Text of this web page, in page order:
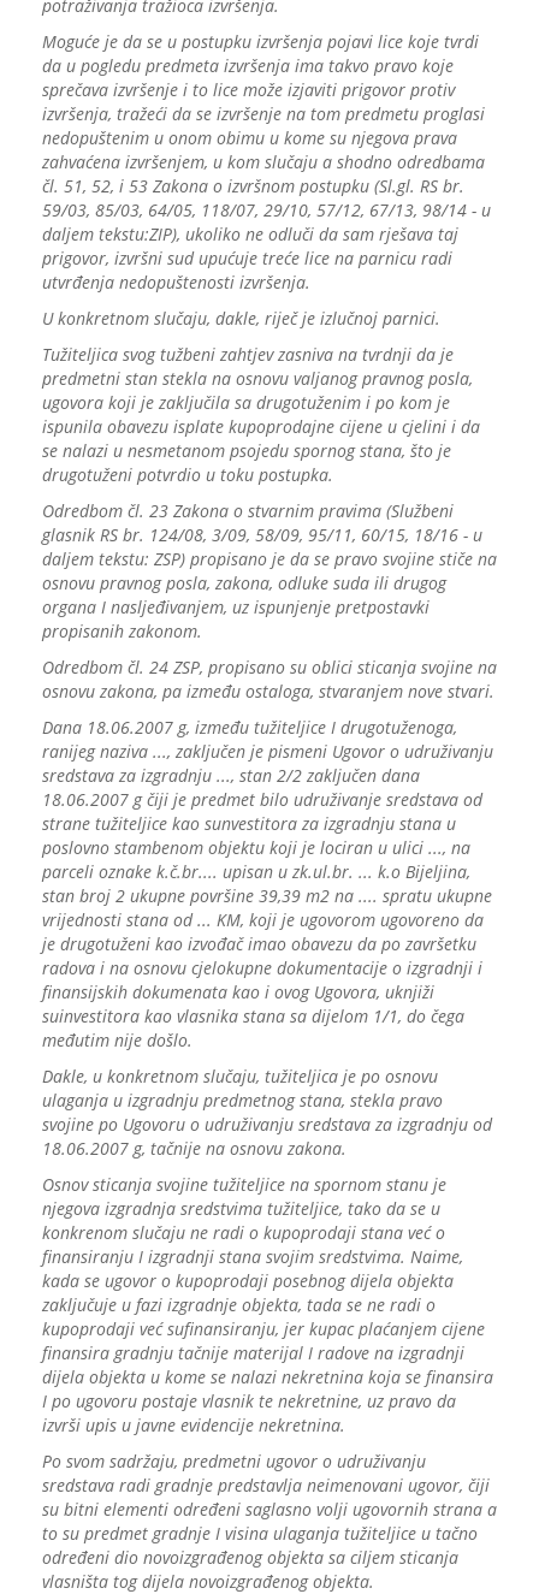
potraživanja tražioca izvršenja.
Moguće je da se u postupku izvršenja pojavi lice koje tvrdi
da u pogledu predmeta izvršenja ima takvo pravo koje
sprečava izvršenje i to lice može izjaviti prigovor protiv
izvršenja, tražeći da se izvršenje na tom predmetu proglasi
nedopuštenim u onom obimu u kome su njegova prava
zahvaćena izvršenjem, u kom slučaju a shodno odredbama
čl. 51, 52, i 53 Zakona o izvršnom postupku (Sl.gl. RS br.
59/03, 85/03, 64/05, 118/07, 29/10, 57/12, 67/13, 98/14 - u
daljem tekstu:ZIP), ukoliko ne odluči da sam rješava taj
prigovor, izvršni sud upućuje treće lice na parnicu radi
utvrđenja nedopuštenosti izvršenja.
U konkretnom slučaju, dakle, riječ je izlučnoj parnici.
Tužiteljica svog tužbeni zahtjev zasniva na tvrdnji da je
predmetni stan stekla na osnovu valjanog pravnog posla,
ugovora koji je zaključila sa drugotuženim i po kom je
ispunila obavezu isplate kupoprodajne cijene u cjelini i da
se nalazi u nesmetanom psojedu spornog stana, što je
drugotuženi potvrdio u toku postupka.
Odredbom čl. 23 Zakona o stvarnim pravima (Službeni
glasnik RS br. 124/08, 3/09, 58/09, 95/11, 60/15, 18/16 - u
daljem tekstu: ZSP) propisano je da se pravo svojine stiče na
osnovu pravnog posla, zakona, odluke suda ili drugog
organa I nasljeđivanjem, uz ispunjenje pretpostavki
propisanih zakonom.
Odredbom čl. 24 ZSP, propisano su oblici sticanja svojine na
osnovu zakona, pa između ostaloga, stvaranjem nove stvari.
Dana 18.06.2007 g, između tužiteljice I drugotuženoga,
ranijeg naziva ..., zaključen je pismeni Ugovor o udruživanju
sredstava za izgradnju ..., stan 2/2 zaključen dana
18.06.2007 g čiji je predmet bilo udruživanje sredstava od
strane tužiteljice kao sunvestitora za izgradnju stana u
poslovno stambenom objektu koji je lociran u ulici ..., na
parceli oznake k.č.br.... upisan u zk.ul.br. ... k.o Bijeljina,
stan broj 2 ukupne površine 39,39 m2 na .... spratu ukupne
vrijednosti stana od ... KM, koji je ugovorom ugovoreno da
je drugotuženi kao izvođač imao obavezu da po završetku
radova i na osnovu cjelokupne dokumentacije o izgradnji i
finansijskih dokumenata kao i ovog Ugovora, uknjiži
suinvestitora kao vlasnika stana sa dijelom 1/1, do čega
međutim nije došlo.
Dakle, u konkretnom slučaju, tužiteljica je po osnovu
ulaganja u izgradnju predmetnog stana, stekla pravo
svojine po Ugovoru o udruživanju sredstava za izgradnju od
18.06.2007 g, tačnije na osnovu zakona.
Osnov sticanja svojine tužiteljice na spornom stanu je
njegova izgradnja sredstvima tužiteljice, tako da se u
konkrenom slučaju ne radi o kupoprodaji stana već o
finansiranju I izgradnji stana svojim sredstvima. Naime,
kada se ugovor o kupoprodaji posebnog dijela objekta
zaključuje u fazi izgradnje objekta, tada se ne radi o
kupoprodaji već sufinansiranju, jer kupac plaćanjem cijene
finansira gradnju tačnije materijal I radove na izgradnji
dijela objekta u kome se nalazi nekretnina koja se finansira
I po ugovoru postaje vlasnik te nekretnine, uz pravo da
izvrši upis u javne evidencije nekretnina.
Po svom sadržaju, predmetni ugovor o udruživanju
sredstava radi gradnje predstavlja neimenovani ugovor, čiji
su bitni elementi određeni saglasno volji ugovornih strana a
to su predmet gradnje I visina ulaganja tužiteljice u tačno
određeni dio novoizgrađenog objekta sa ciljem sticanja
vlasništa tog dijela novoizgrađenog objekta.